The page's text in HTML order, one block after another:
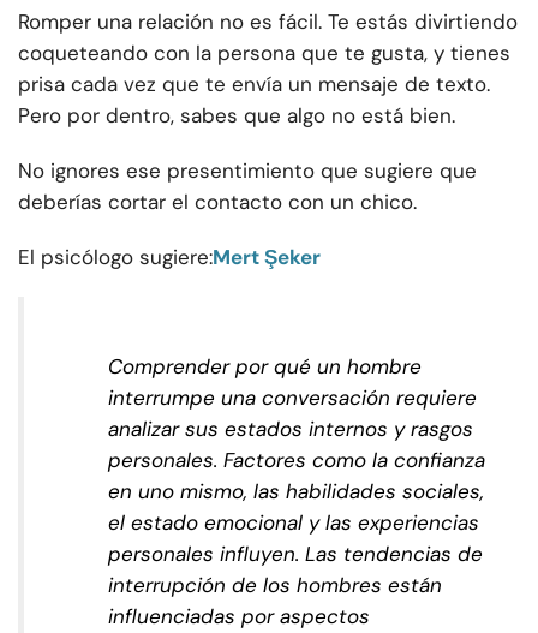
Romper una relación no es fácil. Te estás divirtiendo
coqueteando con la persona que te gusta, y tienes
prisa cada vez que te envía un mensaje de texto.
Pero por dentro, sabes que algo no está bien.
No ignores ese presentimiento que sugiere que
deberías cortar el contacto con un chico.
El psicólogo sugiere:Mert Şeker
Comprender por qué un hombre
interrumpe una conversación requiere
analizar sus estados internos y rasgos
personales. Factores como la confianza
en uno mismo, las habilidades sociales,
el estado emocional y las experiencias
personales influyen. Las tendencias de
interrupción de los hombres están
influenciadas por aspectos